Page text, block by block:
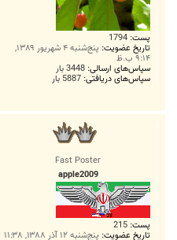
پست: 1794
تاریخ عضویت: پنج‌شنبه ۴ شهریور ۱۳۸۹,
۹:۱۴ ب.ظ
سپاس‌های ارسالی: 3448 بار
سپاس‌های دریافتی: 5887 بار
Fast Poster
apple2009
پست: 215
تاریخ عضویت: پنج‌شنبه ۱۲ آذر ۱۳۸۸, ۱۱:۳۸